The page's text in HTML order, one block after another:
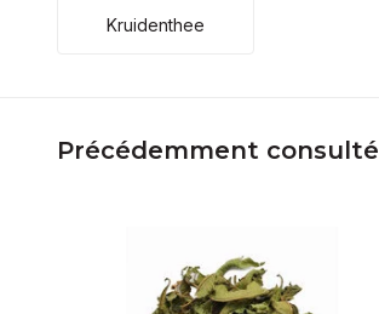
Kruidenthee
Précédemment consulté